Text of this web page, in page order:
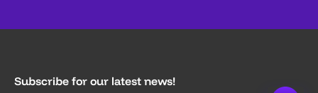
Subscribe for our latest news!